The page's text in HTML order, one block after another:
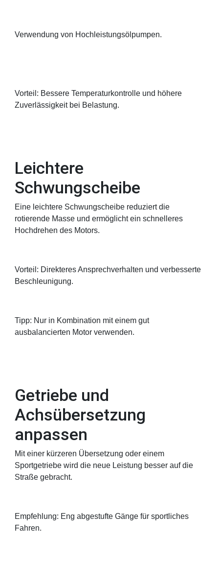
Verwendung von Hochleistungsölpumpen.
Vorteil: Bessere Temperaturkontrolle und höhere
Zuverlässigkeit bei Belastung.
Leichtere
Schwungscheibe
Eine leichtere Schwungscheibe reduziert die
rotierende Masse und ermöglicht ein schnelleres
Hochdrehen des Motors.
Vorteil: Direkteres Ansprechverhalten und verbesserte
Beschleunigung.
Tipp: Nur in Kombination mit einem gut
ausbalancierten Motor verwenden.
Getriebe und
Achsübersetzung
anpassen
Mit einer kürzeren Übersetzung oder einem
Sportgetriebe wird die neue Leistung besser auf die
Straße gebracht.
Empfehlung: Eng abgestufte Gänge für sportliches
Fahren.